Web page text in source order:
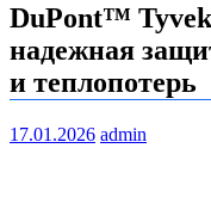
DuPont™ Tyvek
надежная
и теплопотерь
17.01.2026 admin